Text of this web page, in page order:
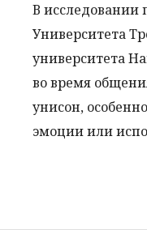
В исследовании
Университета
университета
во время
унисон,
эмоции или